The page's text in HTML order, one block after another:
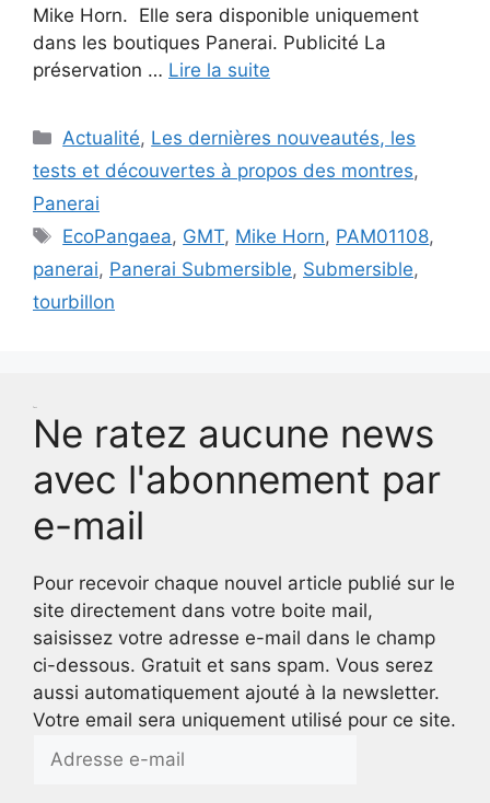
Mike Horn. Elle sera disponible uniquement
dans les boutiques Panerai. Publicité La
préservation … Lire la suite
Catégories
Actualité, Les dernières nouveautés, les
tests et découvertes à propos des montres,
Panerai
Étiquettes
EcoPangaea, GMT, Mike Horn, PAM01108,
panerai, Panerai Submersible, Submersible,
tourbillon
Ne ratez aucune news
avec l'abonnement par
e-mail
Pour recevoir chaque nouvel article publié sur le
site directement dans votre boite mail,
saisissez votre adresse e-mail dans le champ
ci-dessous. Gratuit et sans spam. Vous serez
aussi automatiquement ajouté à la newsletter.
Votre email sera uniquement utilisé pour ce site.
Adresse